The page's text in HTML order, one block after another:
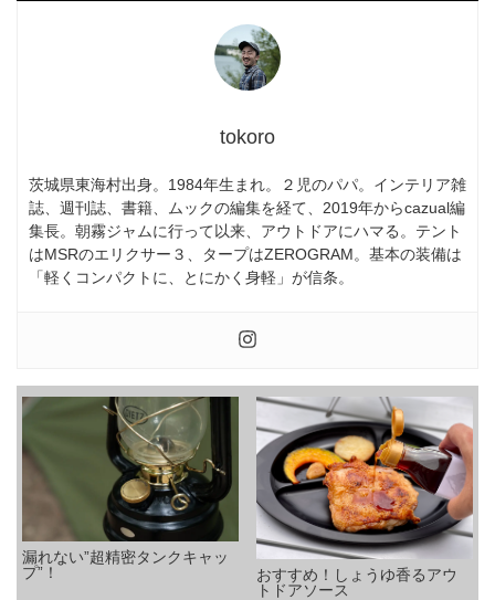
tokoro
茨城県東海村出身。1984年生まれ。２児のパパ。インテリア雑
誌、週刊誌、書籍、ムックの編集を経て、2019年からcazual編
集長。朝霧ジャムに行って以来、アウトドアにハマる。テント
はMSRのエリクサー３、タープはZEROGRAM。基本の装備は
「軽くコンパクトに、とにかく身軽」が信条。
漏れない”超精密タンクキャッ
プ”！
おすすめ！しょうゆ香るアウ
トドアソース